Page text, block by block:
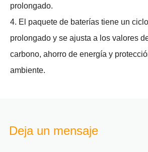
prolongado.
4. El paquete de baterías tiene un
prolongado y se ajusta a los valores
carbono, ahorro de energía y
ambiente.
Deja un mensaje